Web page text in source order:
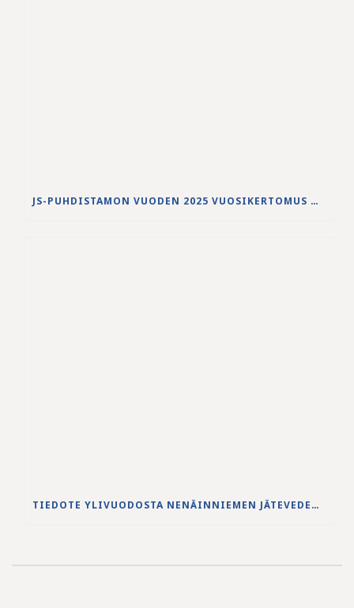
JS-PUHDISTAMON VUODEN 2025 VUOSIKERTOMUS ON JULKAISTU
TIEDOTE YLIVUODOSTA NENÄINNIEMEN JÄTEVEDENPUHDISTAMOLLA